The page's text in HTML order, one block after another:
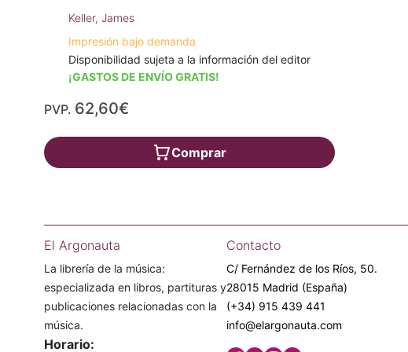
Keller, James
Impresión bajo demanda
Disponibilidad sujeta a la información del editor
¡GASTOS DE ENVÍO GRATIS!
PVP. 62,60€
Comprar
El Argonauta
La librería de la música:
especializada en libros, partituras y
publicaciones relacionadas con la
música.
Horario:
Contacto
C/ Fernández de los Ríos, 50.
28015 Madrid (España)
(+34) 915 439 441
info@elargonauta.com